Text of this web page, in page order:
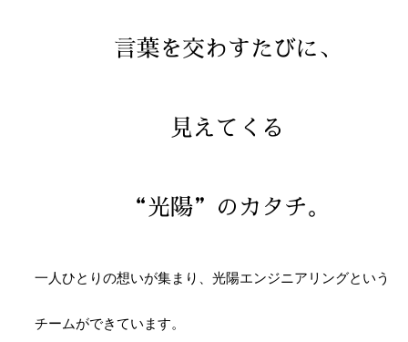
言葉を交わすたびに、
見えてくる
“光陽”のカタチ。
一人ひとりの想いが集まり、 光陽エンジニアリングという
チームができています。